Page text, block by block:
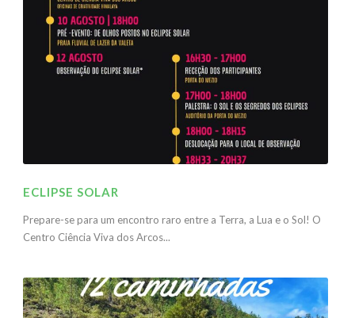
ECLIPSE SOLAR
Prepare-se para um encontro raro entre a Terra, a Lua e o Sol! O
Centro Ciência Viva dos Arcos...